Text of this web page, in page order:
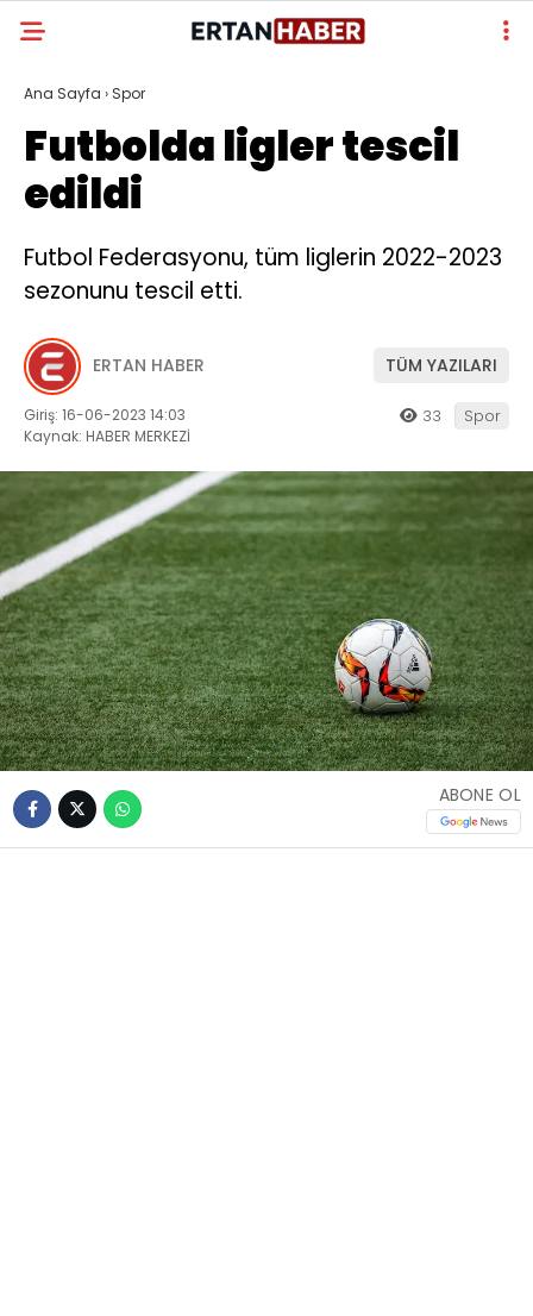
Ana Sayfa › Spor
Futbolda ligler tescil
edildi
Futbol Federasyonu, tüm liglerin 2022-2023
sezonunu tescil etti.
ERTAN HABER TÜM YAZILARI
Giriş: 16-06-2023 14:03
Kaynak: HABER MERKEZİ
33 Spor
ABONE OL